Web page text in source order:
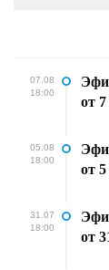
07.08
18:00
от 7
05.08
18:00
от 5
31.07
18:00
от